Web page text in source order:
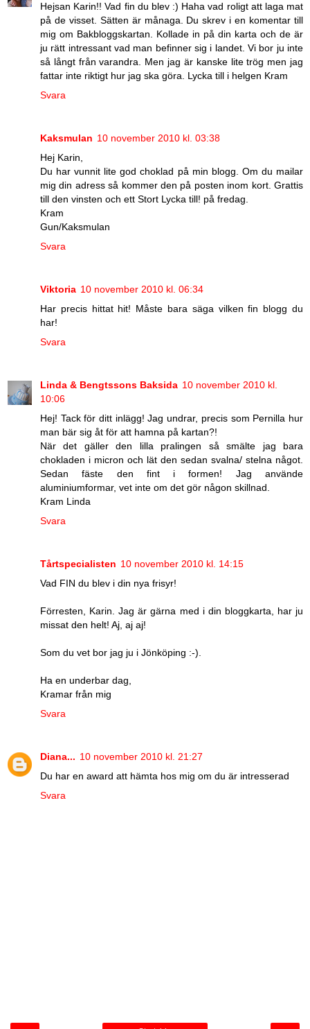
Hejsan Karin!! Vad fin du blev :) Haha vad roligt att laga mat
på de visset. Sätten är månaga. Du skrev i en komentar till
mig om Bakbloggskartan. Kollade in på din karta och de är
ju rätt intressant vad man befinner sig i landet. Vi bor ju inte
så långt från varandra. Men jag är kanske lite trög men jag
fattar inte riktigt hur jag ska göra. Lycka till i helgen Kram
Svara
Kaksmulan 10 november 2010 kl. 03:38
Hej Karin,
Du har vunnit lite god choklad på min blogg. Om du mailar
mig din adress så kommer den på posten inom kort. Grattis
till den vinsten och ett Stort Lycka till! på fredag.
Kram
Gun/Kaksmulan
Svara
Viktoria 10 november 2010 kl. 06:34
Har precis hittat hit! Måste bara säga vilken fin blogg du
har!
Svara
Linda & Bengtssons Baksida 10 november 2010 kl.
10:06
Hej! Tack för ditt inlägg! Jag undrar, precis som Pernilla hur
man bär sig åt för att hamna på kartan?!
När det gäller den lilla pralingen så smälte jag bara
chokladen i micron och lät den sedan svalna/ stelna något.
Sedan fäste den fint i formen! Jag använde
aluminiumformar, vet inte om det gör någon skillnad.
Kram Linda
Svara
Tårtspecialisten 10 november 2010 kl. 14:15
Vad FIN du blev i din nya frisyr!
Förresten, Karin. Jag är gärna med i din bloggkarta, har ju
missat den helt! Aj, aj aj!
Som du vet bor jag ju i Jönköping :-).
Ha en underbar dag,
Kramar från mig
Svara
Diana... 10 november 2010 kl. 21:27
Du har en award att hämta hos mig om du är intresserad
Svara